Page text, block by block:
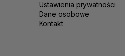
Ustawienia prywatności
Dane osobowe
Kontakt